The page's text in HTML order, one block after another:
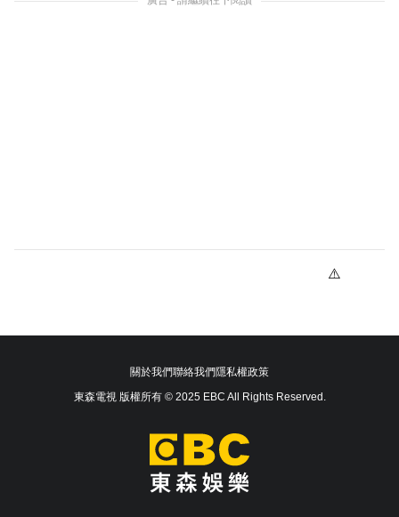
關於我們聯絡我們隱私權政策
東森電視 版權所有 © 2025 EBC All Rights Reserved.